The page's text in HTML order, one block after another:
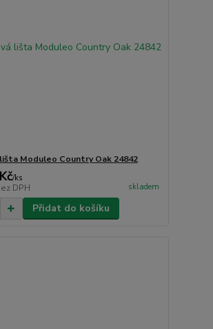
Moduleo Country Oak 24842
/ks
DPH skladem
Přidat do košíku